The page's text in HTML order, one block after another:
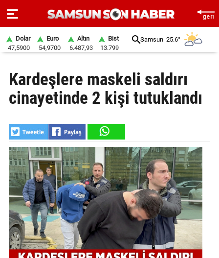
SAYFA
SAMSUN
SAMSUNSPOR
GÜNDEM
SİYASET
EKONOMİ
DÜNYA
MAGAZİN
Dolar
47,5900
Euro
54,9700
Altın
6.487,93
Bist
13.799
Samsun 25.6°
Kardeşlere maskeli saldırı
cinayetinde 2 kişi tutuklandı